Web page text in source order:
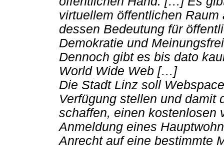
virtuellem öffentlichen
dessen Bedeutung für
Demokratie und
Dennoch gibt es bis dato
World Wide Web […]
Die Stadt Linz soll
Verfügung stellen und damit
schaffen, einen kostenlosen
Anmeldung eines
Anrecht auf eine bestimmte